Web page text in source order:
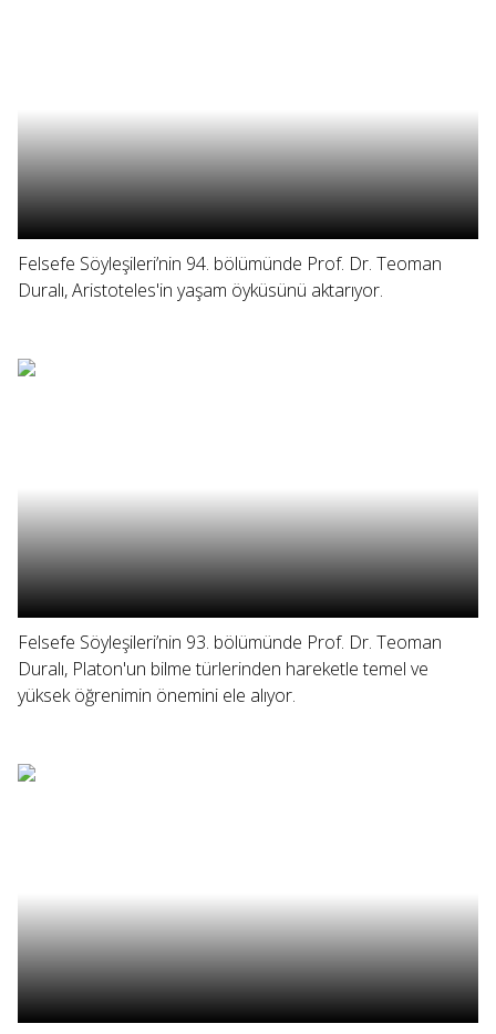
Felsefe Söyleşileri’nin 94. bölümünde Prof. Dr. Teoman
Duralı, Aristoteles'in yaşam öyküsünü aktarıyor.
Felsefe Söyleşileri’nin 93. bölümünde Prof. Dr. Teoman
Duralı, Platon'un bilme türlerinden hareketle temel ve
yüksek öğrenimin önemini ele alıyor.